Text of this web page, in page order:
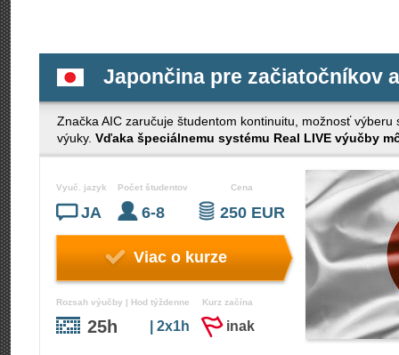
Japončina pre začiatočníkov
Značka AIC zaručuje študentom kontinuitu, možnosť
výuky. Vďaka špeciálnemu systému Real LIVE výučby
Vyuč. jazyk
JA
Počet študentov
6-8
Cena
250 EUR
Viac o kurze
Rozsah výučby | Hod týždenne
25h | 2x1h
Kurz začína
inak